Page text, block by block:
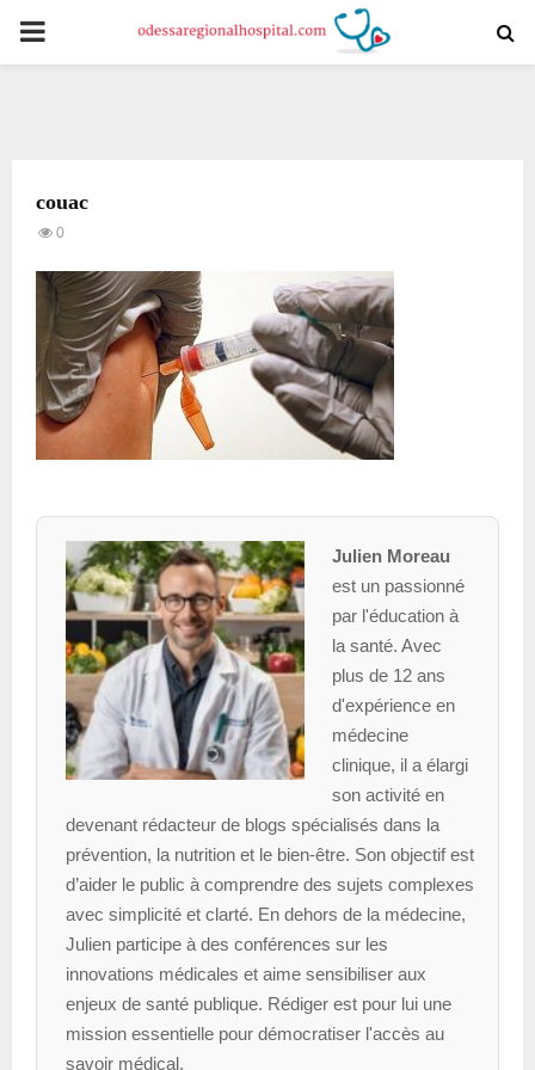
PRIMARY
couac
0
Julien Moreau
est un passionné
par l'éducation à
la santé. Avec
plus de 12 ans
d'expérience en
médecine
clinique, il a élargi
son activité en
devenant rédacteur de blogs spécialisés dans la
prévention, la nutrition et le bien-être. Son objectif est
d’aider le public à comprendre des sujets complexes
avec simplicité et clarté. En dehors de la médecine,
Julien participe à des conférences sur les
innovations médicales et aime sensibiliser aux
enjeux de santé publique. Rédiger est pour lui une
mission essentielle pour démocratiser l'accès au
savoir médical.